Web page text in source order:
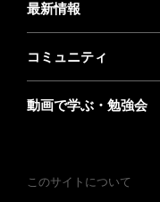
最新情報
コミュニティ
動画で学ぶ・勉強会
このサイトについて